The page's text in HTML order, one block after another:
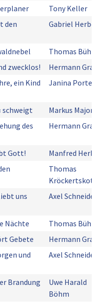
Tony Keller
den
Gabriel
Thomas Bühne
zwecklos! Hermann
ein Kind
Janina Porten
schweigt Markus
des
Hermann
Gott! Manfred
Thomas
uns
Axel Schneider
Nächte Thomas Bühne
Gebete Hermann
und
Axel Schneider
Brandung
Uwe Harald
Böhm